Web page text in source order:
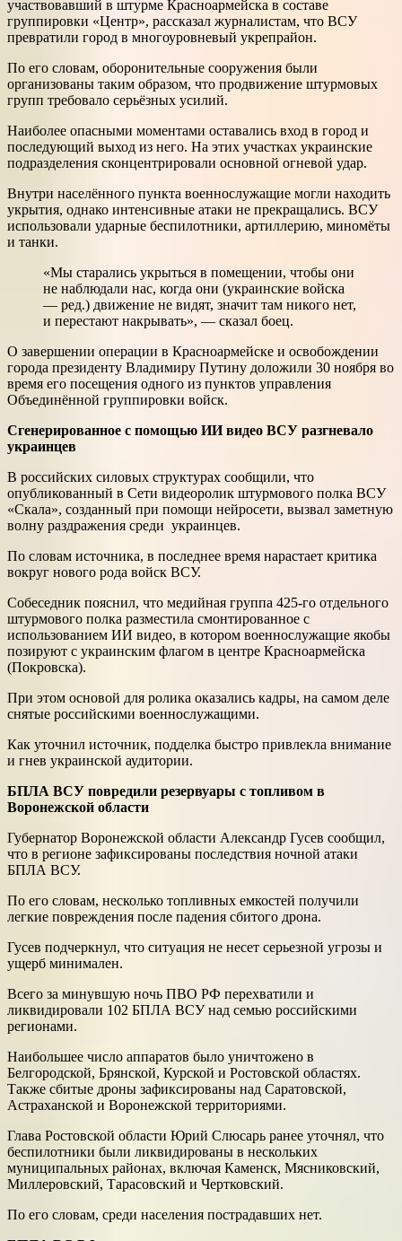
участвовавший в штурме Красноармейска в составе
группировки «Центр», рассказал журналистам, что ВСУ
превратили город в многоуровневый укрепрайон.
По его словам, оборонительные сооружения были
организованы таким образом, что продвижение штурмовых
групп требовало серьёзных усилий.
Наиболее опасными моментами оставались вход в город и
последующий выход из него. На этих участках украинские
подразделения сконцентрировали основной огневой удар.
Внутри населённого пункта военнослужащие могли находить
укрытия, однако интенсивные атаки не прекращались. ВСУ
использовали ударные беспилотники, артиллерию, миномёты
и танки.
«Мы старались укрыться в помещении, чтобы они
не наблюдали нас, когда они (украинские войска
— ред.) движение не видят, значит там никого нет,
и перестают накрывать», — сказал боец.
О завершении операции в Красноармейске и освобождении
города президенту Владимиру Путину доложили 30 ноября во
время его посещения одного из пунктов управления
Объединённой группировки войск.
Сгенерированное с помощью ИИ видео ВСУ разгневало
украинцев
В российских силовых структурах сообщили, что
опубликованный в Сети видеоролик штурмового полка ВСУ
«Скала», созданный при помощи нейросети, вызвал заметную
волну раздражения среди украинцев.
По словам источника, в последнее время нарастает критика
вокруг нового рода войск ВСУ.
Собеседник пояснил, что медийная группа 425-го отдельного
штурмового полка разместила смонтированное с
использованием ИИ видео, в котором военнослужащие якобы
позируют с украинским флагом в центре Красноармейска
(Покровска).
При этом основой для ролика оказались кадры, на самом деле
снятые российскими военнослужащими.
Как уточнил источник, подделка быстро привлекла внимание
и гнев украинской аудитории.
БПЛА ВСУ повредили резервуары с топливом в
Воронежской области
Губернатор Воронежской области Александр Гусев сообщил,
что в регионе зафиксированы последствия ночной атаки
БПЛА ВСУ.
По его словам, несколько топливных емкостей получили
легкие повреждения после падения сбитого дрона.
Гусев подчеркнул, что ситуация не несет серьезной угрозы и
ущерб минимален.
Всего за минувшую ночь ПВО РФ перехватили и
ликвидировали 102 БПЛА ВСУ над семью российскими
регионами.
Наибольшее число аппаратов было уничтожено в
Белгородской, Брянской, Курской и Ростовской областях.
Также сбитые дроны зафиксированы над Саратовской,
Астраханской и Воронежской территориями.
Глава Ростовской области Юрий Слюсарь ранее уточнял, что
беспилотники были ликвидированы в нескольких
муниципальных районах, включая Каменск, Мясниковский,
Миллеровский, Тарасовский и Чертковский.
По его словам, среди населения пострадавших нет.